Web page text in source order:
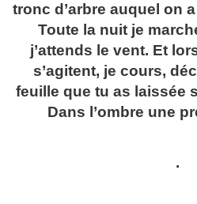
tronc d’arbre auquel on
Toute la nuit je
j’attends le vent. Et
s’agitent, je cours,
feuille que tu as laissée
Dans l’ombre une
.